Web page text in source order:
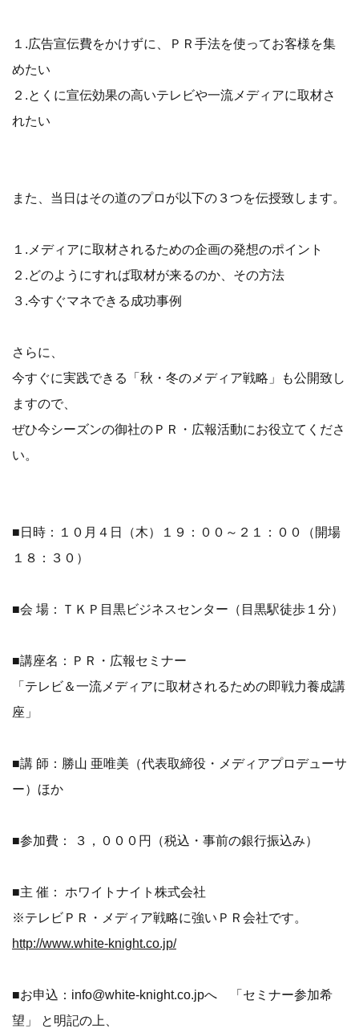
１.広告宣伝費をかけずに、ＰＲ手法を使ってお客様を集
めたい
２.とくに宣伝効果の高いテレビや一流メディアに取材さ
れたい
また、当日はその道のプロが以下の３つを伝授致します。
１.メディアに取材されるための企画の発想のポイント
２.どのようにすれば取材が来るのか、その方法
３.今すぐマネできる成功事例
さらに、
今すぐに実践できる「秋・冬のメディア戦略」も公開致し
ますので、
ぜひ今シーズンの御社のＰＲ・広報活動にお役立てくださ
い。
■日時：１０月４日（木）１９：００～２１：００（開場
１８：３０）
■会 場：ＴＫＰ目黒ビジネスセンター（目黒駅徒歩１分）
■講座名：ＰＲ・広報セミナー
「テレビ＆一流メディアに取材されるための即戦力養成講
座」
■講 師：勝山 亜唯美（代表取締役・メディアプロデューサ
ー）ほか
■参加費： ３，０００円（税込・事前の銀行振込み）
■主 催： ホワイトナイト株式会社
※テレビＰＲ・メディア戦略に強いＰＲ会社です。
http://www.white-knight.co.jp/
■お申込：info@white-knight.co.jpへ 「セミナー参加希
望」 と明記の上、